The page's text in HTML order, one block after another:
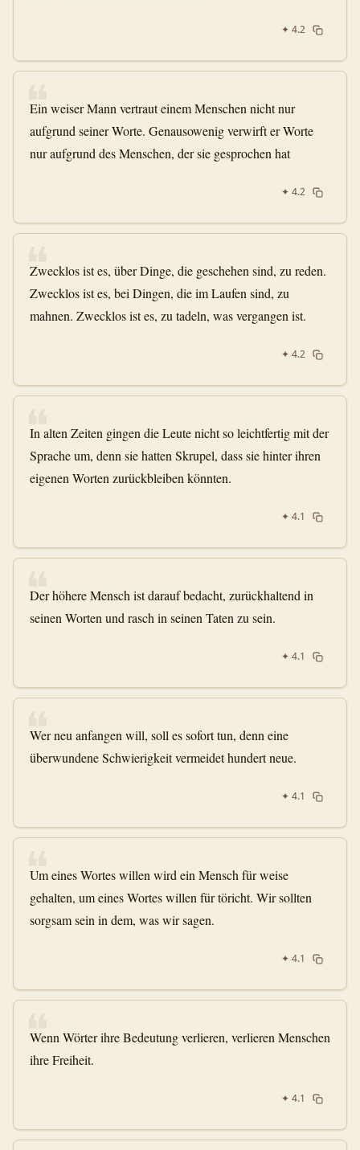
✦ 4.2
❝
Ein weiser Mann vertraut einem Menschen nicht nur
aufgrund seiner Worte. Genausowenig verwirft er Worte
nur aufgrund des Menschen, der sie gesprochen hat
✦ 4.2
❝
Zwecklos ist es, über Dinge, die geschehen sind, zu reden.
Zwecklos ist es, bei Dingen, die im Laufen sind, zu
mahnen. Zwecklos ist es, zu tadeln, was vergangen ist.
✦ 4.2
❝
In alten Zeiten gingen die Leute nicht so leichtfertig mit der
Sprache um, denn sie hatten Skrupel, dass sie hinter ihren
eigenen Worten zurückbleiben könnten.
✦ 4.1
❝
Der höhere Mensch ist darauf bedacht, zurückhaltend in
seinen Worten und rasch in seinen Taten zu sein.
✦ 4.1
❝
Wer neu anfangen will, soll es sofort tun, denn eine
überwundene Schwierigkeit vermeidet hundert neue.
✦ 4.1
❝
Um eines Wortes willen wird ein Mensch für weise
gehalten, um eines Wortes willen für töricht. Wir sollten
sorgsam sein in dem, was wir sagen.
✦ 4.1
❝
Wenn Wörter ihre Bedeutung verlieren, verlieren Menschen
ihre Freiheit.
✦ 4.1